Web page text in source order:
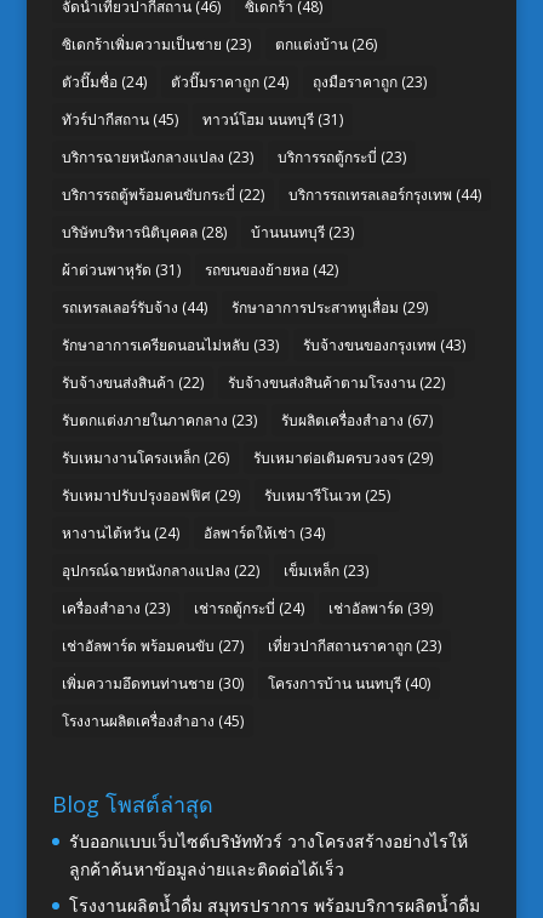
จัดนำเที่ยวปากีสถาน(46) ซิเดกร้า (48)
ซิเดกร้าเพิ่มความเป็นชาย (23) ตกแต่งบ้าน(26)
ตัวปั๊มชื่อ(24) ตัวปั๊มราคาถูก(24) ถุงมือราคาถูก(23)
ทัวร์ปากีสถาน(45) ทาวน์โฮม นนทบุรี(31)
บริการฉายหนังกลางแปลง (23) บริการรถตู้กระบี่ (23)
บริการรถตู้พร้อมคนขับกระบี่ (22) บริการรถเทรลเลอร์กรุงเทพ (44)
บริษัทบริหารนิติบุคคล(28) บ้านนนทบุรี(23)
ผ้าต่วนพาหุรัด (31) รถขนของย้ายหอ(42)
รถเทรลเลอร์รับจ้าง (44) รักษาอาการประสาทหูเสื่อม (29)
รักษาอาการเครียดนอนไม่หลับ (33) รับจ้างขนของกรุงเทพ (43)
รับจ้างขนส่งสินค้า (22) รับจ้างขนส่งสินค้าตามโรงงาน(22)
รับตกแต่งภายในภาคกลาง (23) รับผลิตเครื่องสำอาง (67)
รับเหมางานโครงเหล็ก(26) รับเหมาต่อเติมครบวงจร(29)
รับเหมาปรับปรุงออฟฟิศ(29) รับเหมารีโนเวท (25)
หางานไต้หวัน(24) อัลพาร์ดให้เช่า (34)
อุปกรณ์ฉายหนังกลางแปลง (22) เข็มเหล็ก(23)
เครื่องสำอาง (23) เช่ารถตู้กระบี่ (24) เช่าอัลพาร์ด (39)
เช่าอัลพาร์ด พร้อมคนขับ (27) เที่ยวปากีสถานราคาถูก(23)
เพิ่มความอึดทนท่านชาย (30) โครงการบ้าน นนทบุรี(40)
โรงงานผลิตเครื่องสำอาง (45)
Blog โพสต์ล่าสุด
รับออกแบบเว็บไซต์บริษัททัวร์ วางโครงสร้างอย่างไรให้
ลูกค้าค้นหาข้อมูลง่ายและติดต่อได้เร็ว
โรงงานผลิตน้ำดื่ม สมุทรปราการ พร้อมบริการผลิตน้ำดื่ม